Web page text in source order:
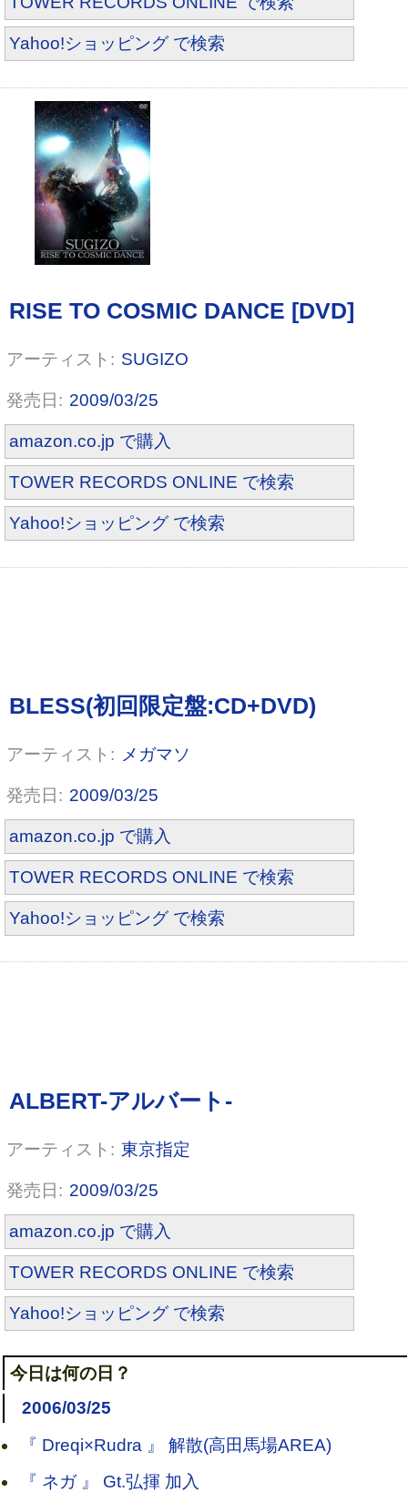
Yahoo!ショッピング で検索
SUGIZO
2009/03/25
amazon.co.jp で購入
TOWER RECORDS ONLINE で検索
Yahoo!ショッピング で検索
メガマソ
2009/03/25
amazon.co.jp で購入
TOWER RECORDS ONLINE で検索
Yahoo!ショッピング で検索
東京指定
2009/03/25
amazon.co.jp で購入
TOWER RECORDS ONLINE で検索
Yahoo!ショッピング で検索
今日は何の日？
2006/03/25
『 Dreqi×Rudra 』 解散(高田馬場AREA)
『 ネガ 』 Gt.弘揮 加入